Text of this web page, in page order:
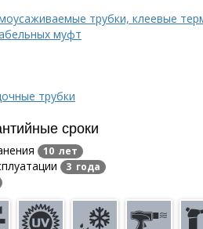
трубки, клеевые
муфт
трубки
сроки
10 лет
3 года